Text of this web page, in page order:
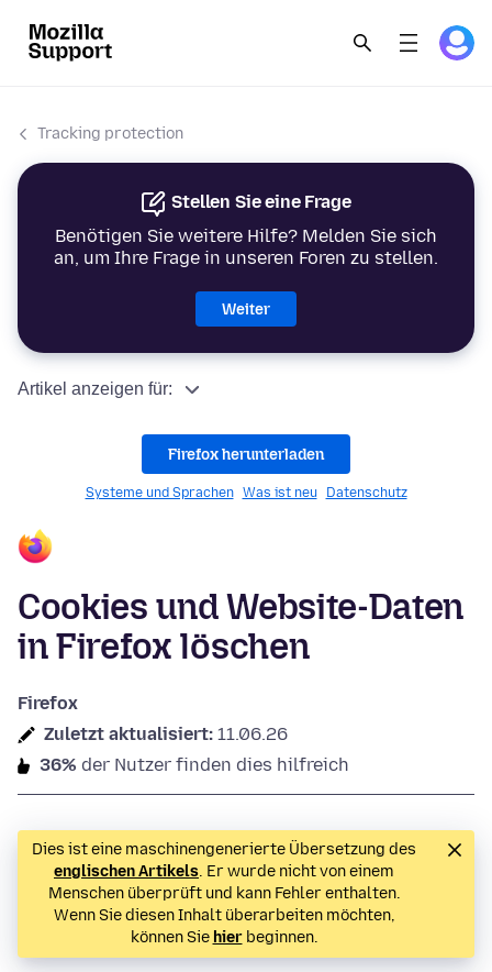
Tracking protection
Stellen Sie eine Frage
Benötigen Sie weitere Hilfe? Melden Sie sich
an, um Ihre Frage in unseren Foren zu stellen.
Weiter
Artikel anzeigen für:
Firefox herunterladen
Systeme und Sprachen Was ist neu Datenschutz
Cookies und Website-Daten
in Firefox löschen
Firefox
Zuletzt aktualisiert: 11.06.26
36% der Nutzer finden dies hilfreich
Dies ist eine maschinengenerierte Übersetzung des
englischen Artikels. Er wurde nicht von einem
Menschen überprüft und kann Fehler enthalten.
Wenn Sie diesen Inhalt überarbeiten möchten,
können Sie hierbeginnen.